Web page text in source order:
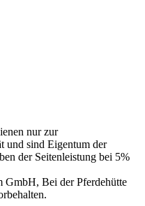
nur zur
und sind Eigentum der
der Seitenleistung bei 5%
Bei der Pferdehütte